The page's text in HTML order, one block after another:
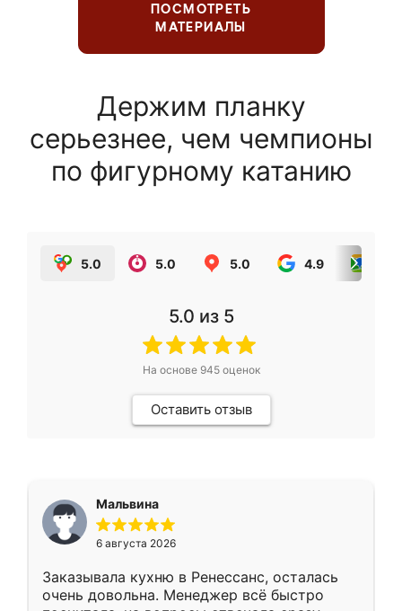
ПОСМОТРЕТЬ
МАТЕРИАЛЫ
Держим планку
серьезнее, чем чемпионы
по фигурному катанию
5.0 5.0 5.0 4.9
5.0 из 5
На основе 945оценок
Оставить отзыв
Мальвина
6 августа 2026
Заказывала кухню в Ренессанс, осталась
очень довольна. Менеджер всё быстро